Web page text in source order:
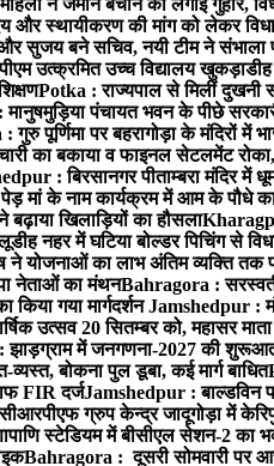
ने जमीन बचाने की लगाई गुहार,
और स्थायीकरण की मांग को लेकर
सुजय बने सचिव, नयी टीम ने संभाला
उत्क्रमित उच्च विद्यालय
Potka : राज्यपाल से मिलीं दुखनी
पंचायत भवन के पीछे
पूर्णिमा पर बहरागोड़ा के मंदिरों में
का बकाया व फाइनल सेटलमेंट
: बिरसानगर पीताम्बरा मंदिर में
मां के नाम कार्यक्रम में आम के पौधे का
खिलाड़ियों का हौसला
नहर में घटिया बोल्डर पिचिंग से
ने योजनाओं का लाभ अंतिम व्यक्ति तक
नेताओं का मंथनBahragora : सरस्वती
किया गया मार्गदर्शनJamshedpur :
उत्सव 20 सितम्बर को, महासर
में जनगणना-2027 की शुरूआत,
बोकना पुल डूबा, कई मार्ग बाधित
FIR दर्जJamshedpur : बाल्डविन
ग्रुप केन्द्र जादूगोड़ा में
स्टेडियम में बीसीएल सेशन-2 का
Bahragora : दूसरी सोमवारी पर